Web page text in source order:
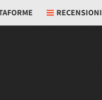
RECENSIONI